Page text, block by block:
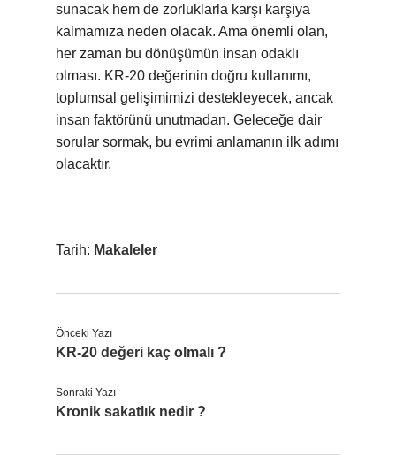
sunacak hem de zorluklarla karşı karşıya
kalmamıza neden olacak. Ama önemli olan,
her zaman bu dönüşümün insan odaklı
olması. KR-20 değerinin doğru kullanımı,
toplumsal gelişimimizi destekleyecek, ancak
insan faktörünü unutmadan. Geleceğe dair
sorular sormak, bu evrimi anlamanın ilk adımı
olacaktır.
Tarih: Makaleler
Önceki Yazı
KR-20 değeri kaç olmalı ?
Sonraki Yazı
Kronik sakatlık nedir ?